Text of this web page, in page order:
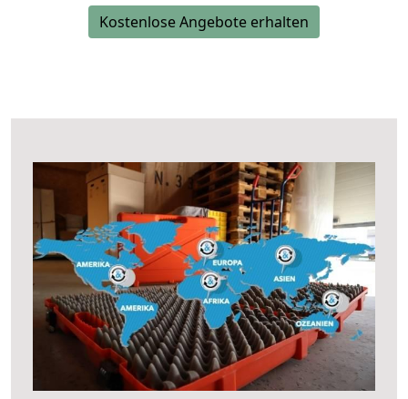
Kostenlose Angebote erhalten